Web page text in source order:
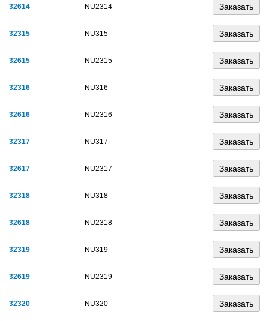
32614 NU2314
32315 NU315
32615 NU2315
32316 NU316
32616 NU2316
32317 NU317
32617 NU2317
32318 NU318
32618 NU2318
32319 NU319
32619 NU2319
32320 NU320